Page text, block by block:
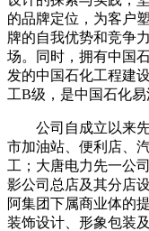
的品牌定位，为客户
牌的自我优势和竞争
场。同时，拥有中国
发的中国石化工程建
工B级，是中国石化易
公司自成立以来先
市加油站、便利店、
工；大唐电力先一公
影公司总店及其分店
阿集团下属商业体的
装饰设计、形象包装